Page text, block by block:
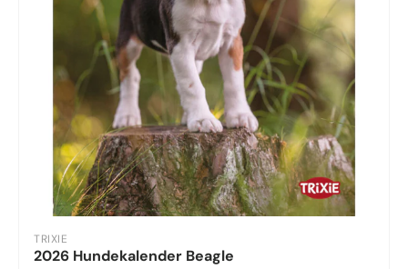
TRIXIE
2026 Hundekalender Beagle